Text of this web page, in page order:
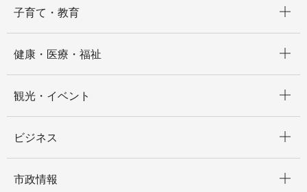
子育て・教育
健康・医療・福祉
観光・イベント
ビジネス
市政情報